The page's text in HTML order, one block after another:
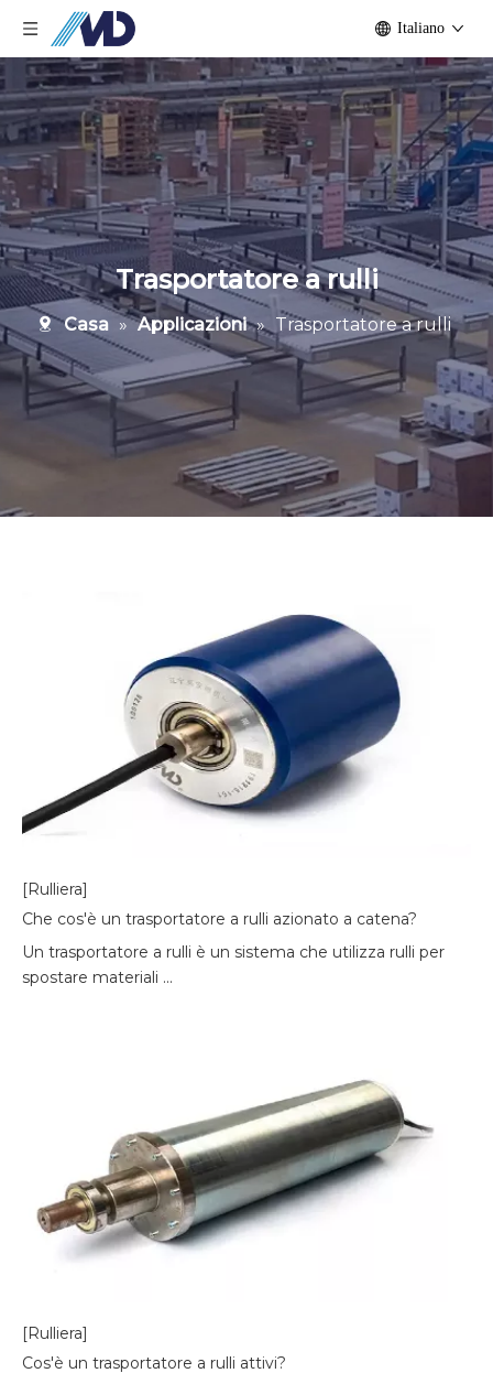
Italiano
Trasportatore a rulli
Casa » Applicazioni » Trasportatore a rulli
[Rulliera]
Che cos'è un trasportatore a rulli azionato a catena?
Un trasportatore a rulli è un sistema che utilizza rulli per
spostare materiali ...
[Rulliera]
Cos'è un trasportatore a rulli attivi?